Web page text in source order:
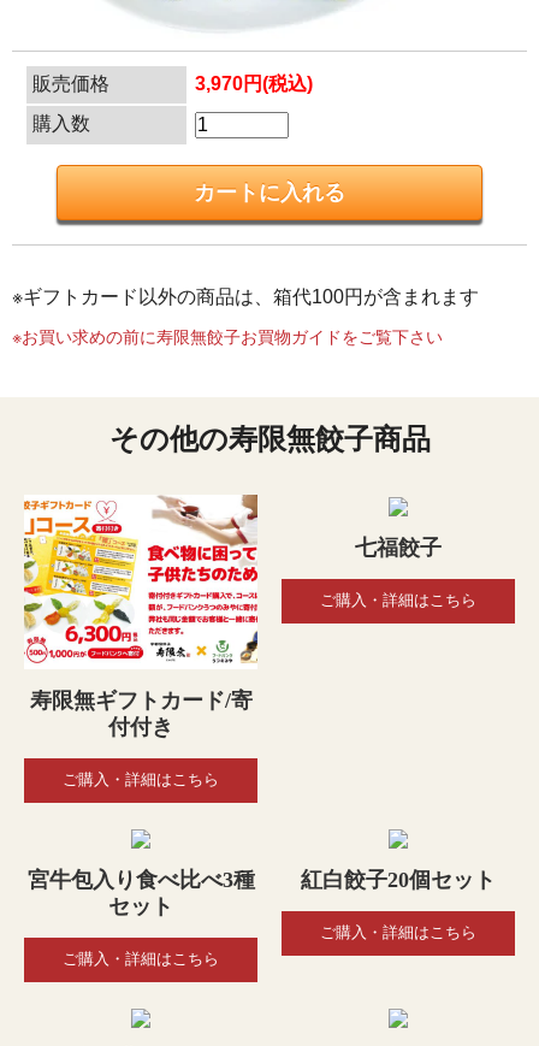
販売価格
3,970円(税込)
購入数
※ギフトカード以外の商品は、箱代100円が含まれます
※お買い求めの前に寿限無餃子お買物ガイドをご覧下さい
その他の寿限無餃子商品
寿限無ギフトカード/寄
付付き
ご購入・詳細はこちら
七福餃子
ご購入・詳細はこちら
宮牛包入り食べ比べ3種
セット
ご購入・詳細はこちら
紅白餃子20個セット
ご購入・詳細はこちら